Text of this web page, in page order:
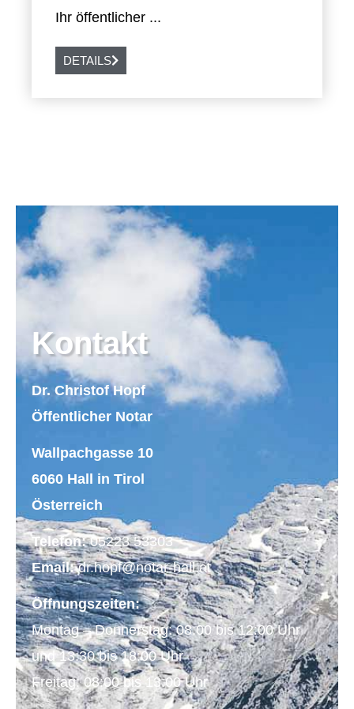
Ihr öffentlicher ...
DETAILS
Kontakt
Dr. Christof Hopf
Öffentlicher Notar
Wallpachgasse 10
6060 Hall in Tirol
Österreich
Telefon: 05223 53303
Email: dr.hopf@notar-hall.at
Öffnungszeiten:
Montag – Donnerstag: 08:00 bis 12:00 Uhr
und 13:30 bis 18:00 Uhr
Freitag: 08:00 bis 13:00 Uhr